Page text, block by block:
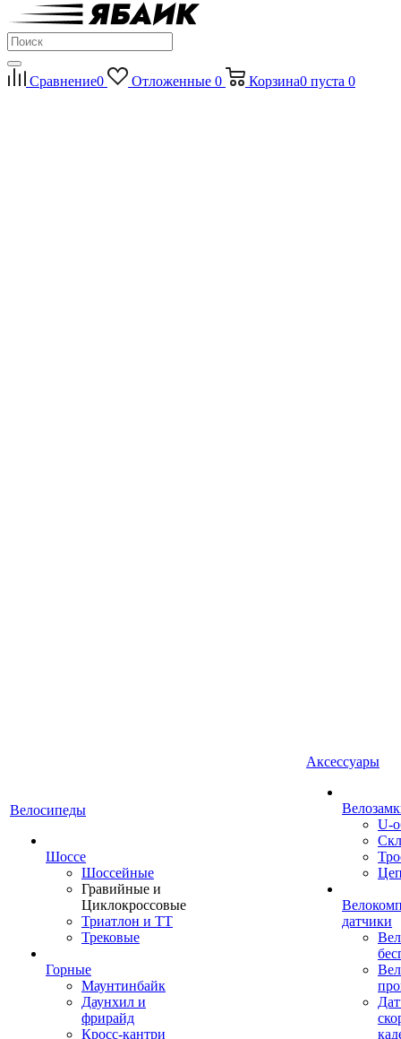
Сравнение0 Отложенные 0 Корзина0 пуста 0
Велосипеды
Шоссе
Шоссейные
Гравийные и
Циклокроссовые
Триатлон и ТТ
Трековые
Горные
Маунтинбайк
Даунхил и
фрирайд
Кросс-кантри
Аксессуары
U-
датчики